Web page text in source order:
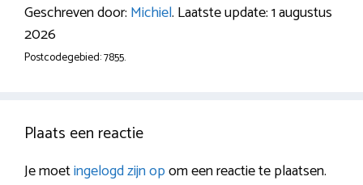
Geschreven door: Michiel. Laatste update: 1 augustus
2026
Postcodegebied: 7855.
Plaats een reactie
Je moetingelogd zijn opom een reactie te plaatsen.